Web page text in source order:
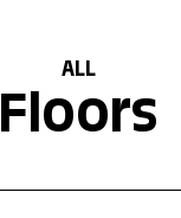
ALL
Floors